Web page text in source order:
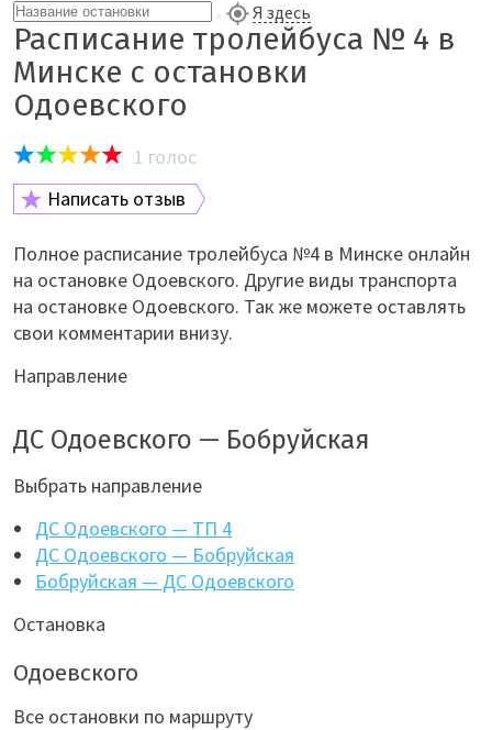
Я здесь
Расписание тролейбуса № 4 в
Минске с остановки
Одоевского
1 голос
Написать отзыв
Полное расписание тролейбуса №4 в Минске онлайн
на остановке Одоевского. Другие виды транспорта
на остановке Одоевского. Так же можете оставлять
свои комментарии внизу.
Направление
ДС Одоевского — Бобруйская
Выбрать направление
ДС Одоевского — ТП 4
ДС Одоевского — Бобруйская
Бобруйская — ДС Одоевского
Остановка
Одоевского
Все остановки по маршруту